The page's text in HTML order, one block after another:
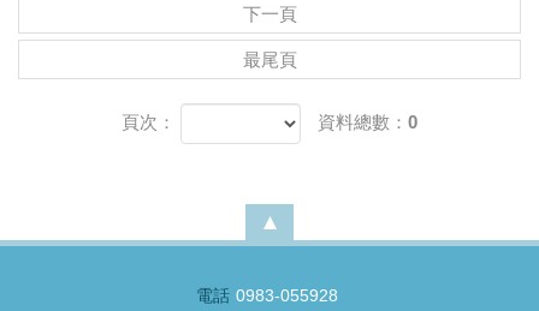
下一頁
最尾頁
頁次： 資料總數：0
電話 0983-055928